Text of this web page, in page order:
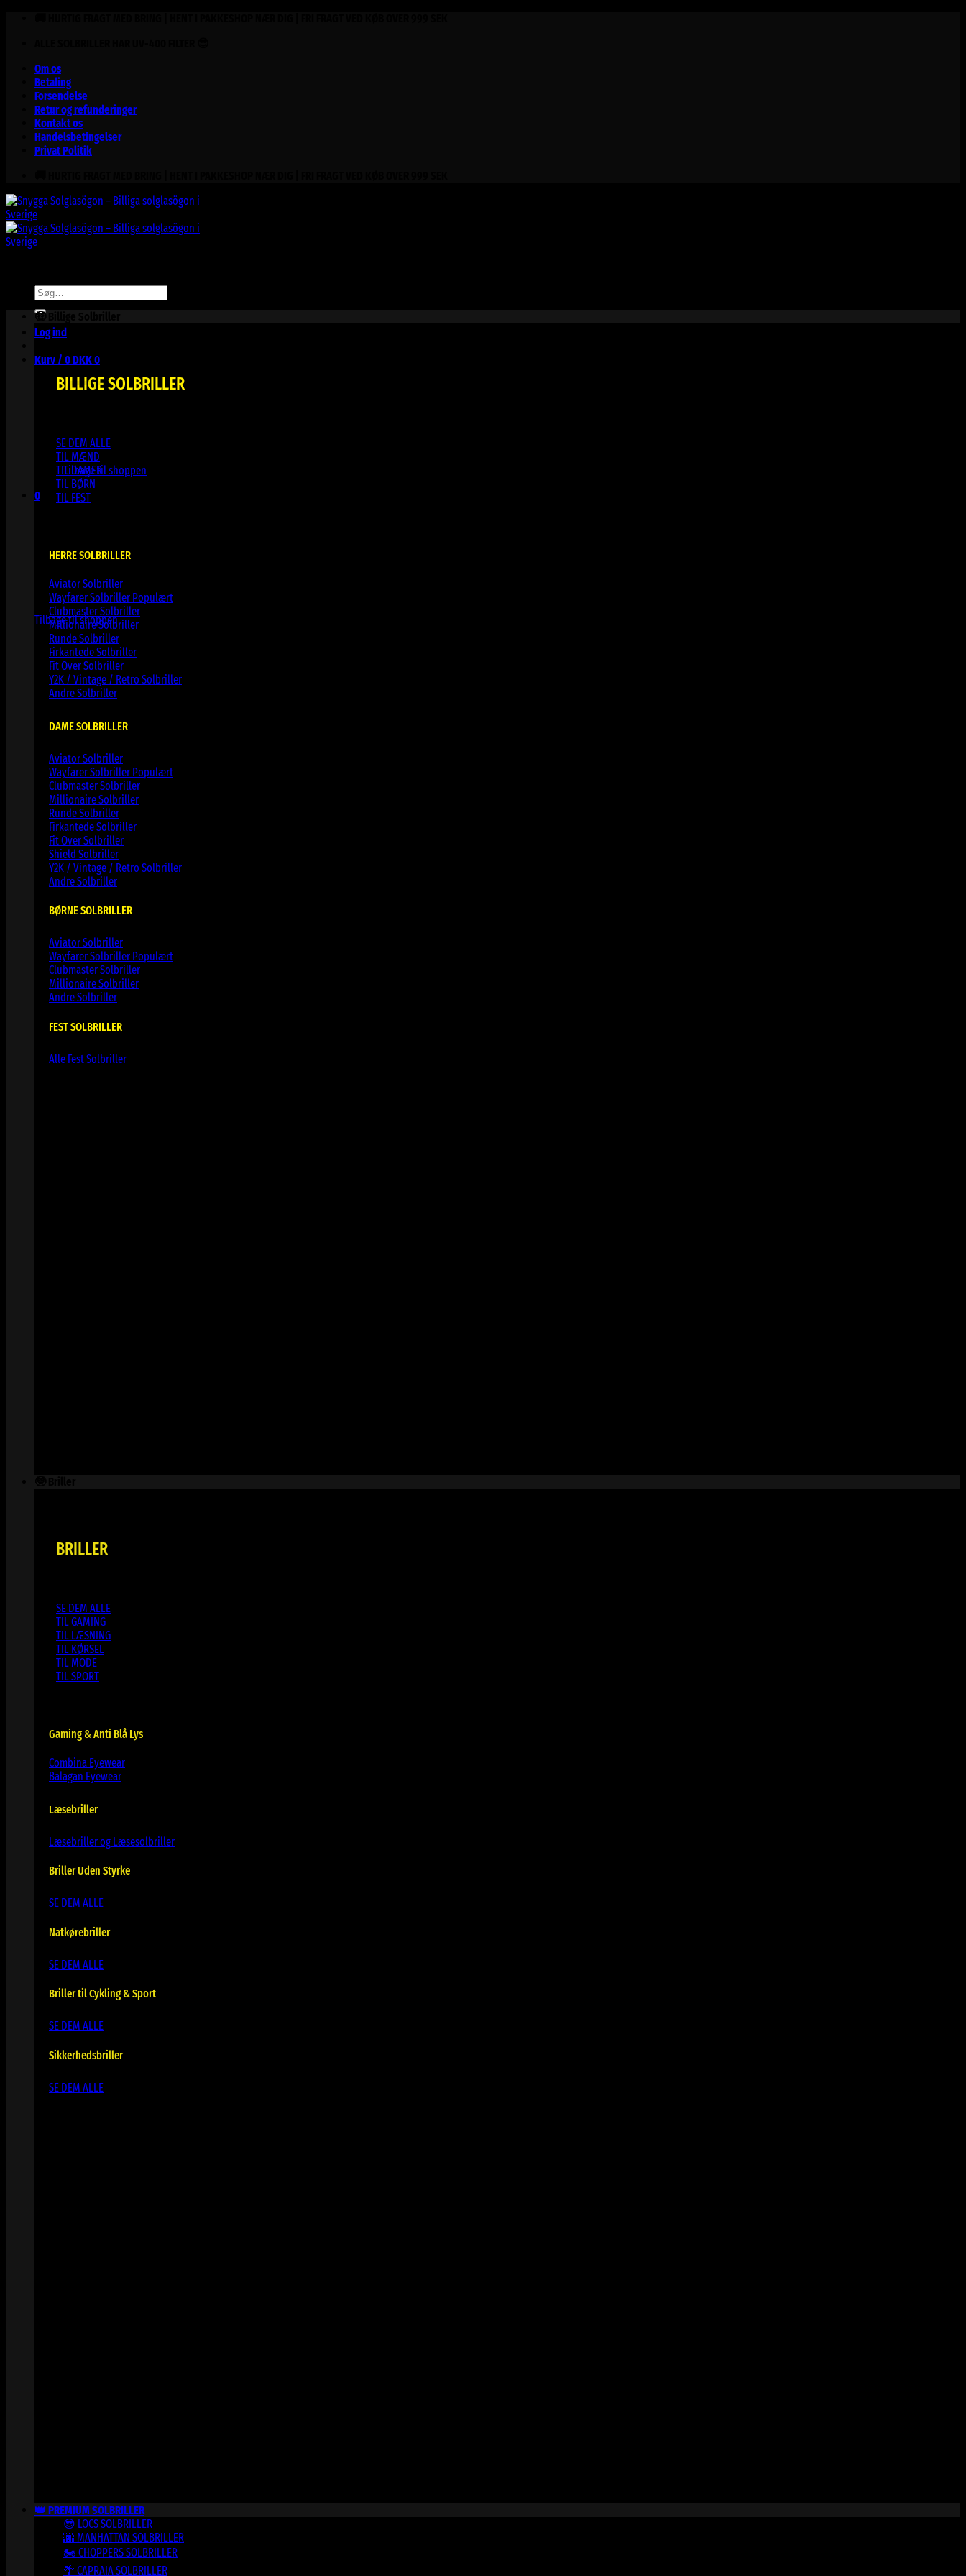
Om os
Betaling
Forsendelse
Retur og refunderinger
Kontakt os
Handelsbetingelser
Privat Politik
Søg
efter:
Log ind
Kurv / 0DKK0
Ingen varer i kurven.
Tilbage til shoppen
0
Ingen varer i kurven.
Tilbage til shoppen
🤑 Billige Solbriller
BILLIGE SOLBRILLER
SE DEM ALLE
TIL MÆND
TIL DAMER
TIL BØRN
TIL FEST
HERRE SOLBRILLER
Aviator Solbriller
Wayfarer Solbriller
Clubmaster Solbriller
Millionaire Solbriller
Runde Solbriller
Firkantede Solbriller
Fit Over Solbriller
Y2K / Vintage / Retro Solbriller
Andre Solbriller
DAME SOLBRILLER
Aviator Solbriller
Wayfarer Solbriller
Clubmaster Solbriller
Millionaire Solbriller
Runde Solbriller
Firkantede Solbriller
Fit Over Solbriller
Shield Solbriller
Y2K / Vintage / Retro Solbriller
Andre Solbriller
BØRNE SOLBRILLER
Aviator Solbriller
Wayfarer Solbriller
Clubmaster Solbriller
Millionaire Solbriller
Andre Solbriller
FEST SOLBRILLER
Alle Fest Solbriller
BRILLER
SE DEM ALLE
TIL GAMING
TIL LÆSNING
TIL KØRSEL
TIL MODE
TIL SPORT
Gaming & Anti Blå Lys
Combina Eyewear
Balagan Eyewear
Læsebriller
Læsebriller og Læsesolbriller
Briller Uden Styrke
SE DEM ALLE
Natkørebriller
SE DEM ALLE
Briller til Cykling & Sport
SE DEM ALLE
Sikkerhedsbriller
SE DEM ALLE
👑 PREMIUM SOLBRILLER
😎 LOCS SOLBRILLER
🌆 MANHATTAN SOLBRILLER
🏍️ CHOPPERS SOLBRILLER
🌴 CAPRAIA SOLBRILLER